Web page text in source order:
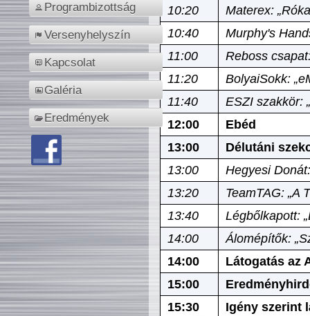
Programbizottság
Versenyhelyszín
Kapcsolat
Galéria
Eredmények
10:20
Materex:
10:40
Murphy's
11:00
Reboss
11:20
BolyaiSokk:
11:40
ESZI szakkör:
12:00
Ebéd
13:00
Délutáni
13:00
Hegyesi
13:20
TeamTAG: „A
13:40
Légbőlkapott:
14:00
Álomépítők:
14:00
Látogatás az
15:00
15:30
Igény szerint